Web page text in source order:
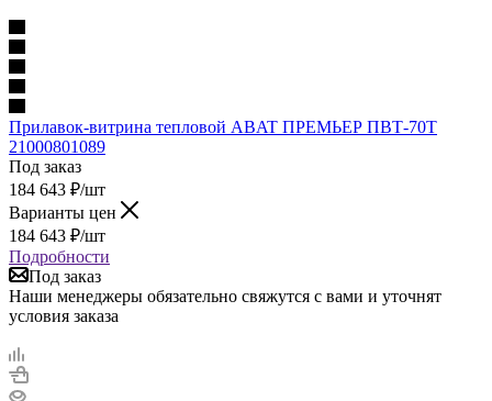
Прилавок-витрина тепловой ABAT ПРЕМЬЕР ПВТ-70Т
21000801089
Под заказ
184 643 ₽/шт
Варианты цен
184 643 ₽/шт
Подробности
Под заказ
Наши менеджеры обязательно свяжутся с вами и уточнят
условия заказа